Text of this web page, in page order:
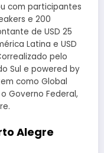
com participantes
e 200
de USD 25
Latina e USD
pelo
Sul e powered by
como Global
Governo Federal,
Alegre